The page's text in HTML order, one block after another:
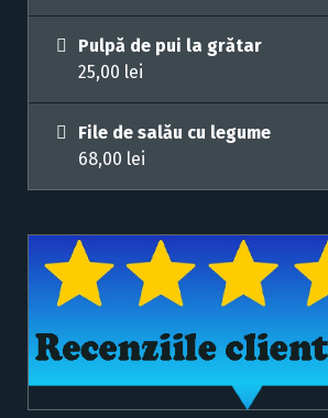
Pulpă de pui la grătar
25,00 lei
File de salău cu legume
68,00 lei